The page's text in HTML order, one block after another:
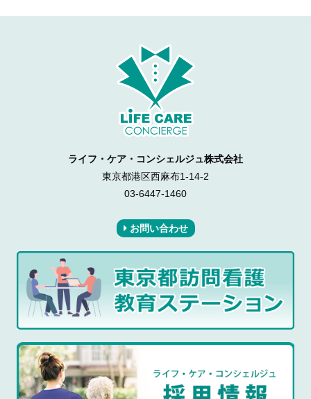
ライフ・ケア・コンシェルジュ株式会社
東京都港区西麻布1-14-2
03-6447-1460
お問い合わせ